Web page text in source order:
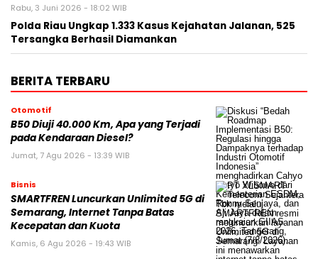
Rabu, 3 Juni 2026 - 18:02 WIB
Polda Riau Ungkap 1.333 Kasus Kejahatan Jalanan, 525
Tersangka Berhasil Diamankan
BERITA TERBARU
Otomotif
B50 Diuji 40.000 Km, Apa yang Terjadi
pada Kendaraan Diesel?
Jumat, 7 Agu 2026 - 13:39 WIB
Bisnis
SMARTFREN Luncurkan Unlimited 5G di
Semarang, Internet Tanpa Batas
Kecepatan dan Kuota
Kamis, 6 Agu 2026 - 19:43 WIB